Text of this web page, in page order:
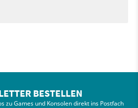
BESTELLEN
zu Games und Konsolen direkt ins Postfach